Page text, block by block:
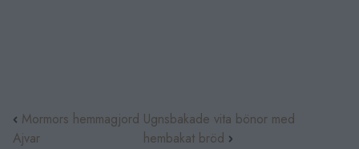
Mormors hemmagjord
Ajvar
Ugnsbakade vita bönor med
hembakat bröd